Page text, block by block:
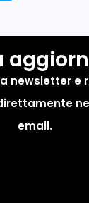
newsletter e
email.